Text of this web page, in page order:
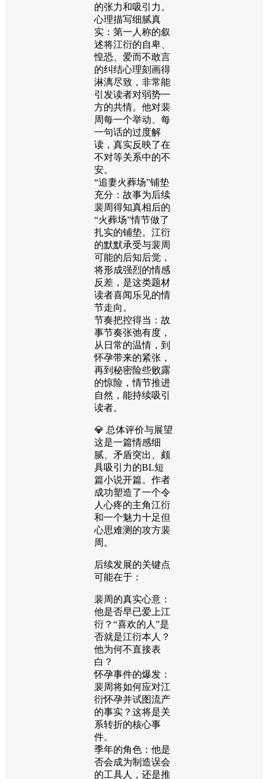
的张力和吸引力。
心理描写细腻真
实：第一人称的叙
述将江衍的自卑、
惶恐、爱而不敢言
的纠结心理刻画得
淋漓尽致，非常能
引发读者对弱势一
方的共情。他对裴
周每一个举动、每
一句话的过度解
读，真实反映了在
不对等关系中的不
安。
“追妻火葬场”铺垫
充分：故事为后续
裴周得知真相后的
“火葬场”情节做了
扎实的铺垫。江衍
的默默承受与裴周
可能的后知后觉，
将形成强烈的情感
反差，是这类题材
读者喜闻乐见的情
节走向。
节奏把控得当：故
事节奏张弛有度，
从日常的温情，到
怀孕带来的紧张，
再到秘密险些败露
的惊险，情节推进
自然，能持续吸引
读者。
💎 总体评价与展望
这是一篇情感细
腻、矛盾突出、颇
具吸引力的BL短
篇小说开篇。作者
成功塑造了一个令
人心疼的主角江衍
和一个魅力十足但
心思难测的攻方裴
周。
后续发展的关键点
可能在于：
裴周的真实心意：
他是否早已爱上江
衍？“喜欢的人”是
否就是江衍本人？
他为何不直接表
白？
怀孕事件的爆发：
裴周将如何应对江
衍怀孕并试图流产
的事实？这将是关
系转折的核心事
件。
季年的角色：他是
否会成为制造误会
的工具人，还是推